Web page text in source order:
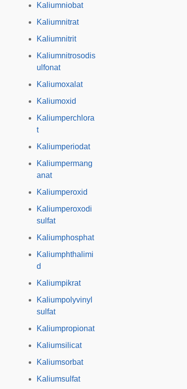
Kaliumniobat
Kaliumnitrat
Kaliumnitrit
Kaliumnitrosodis
ulfonat
Kaliumoxalat
Kaliumoxid
Kaliumperchlora
t
Kaliumperiodat
Kaliumpermang
anat
Kaliumperoxid
Kaliumperoxodi
sulfat
Kaliumphosphat
Kaliumphthalimi
d
Kaliumpikrat
Kaliumpolyvinyl
sulfat
Kaliumpropionat
Kaliumsilicat
Kaliumsorbat
Kaliumsulfat